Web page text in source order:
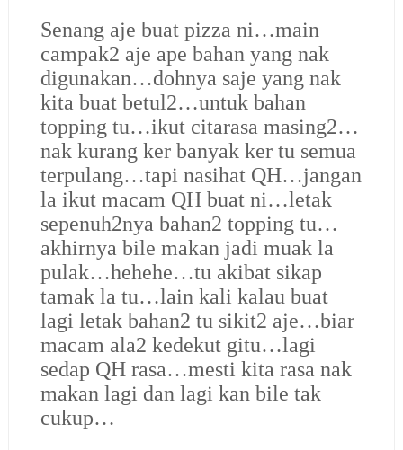
Senang aje buat pizza ni…main
campak2 aje ape bahan yang nak
digunakan…dohnya saje yang nak
kita buat betul2…untuk bahan
topping tu…ikut citarasa masing2…
nak kurang ker banyak ker tu semua
terpulang…tapi nasihat QH…jangan
la ikut macam QH buat ni…letak
sepenuh2nya bahan2 topping tu…
akhirnya bile makan jadi muak la
pulak…hehehe…tu akibat sikap
tamak la tu…lain kali kalau buat
lagi letak bahan2 tu sikit2 aje…biar
macam ala2 kedekut gitu…lagi
sedap QH rasa…mesti kita rasa nak
makan lagi dan lagi kan bile tak
cukup…